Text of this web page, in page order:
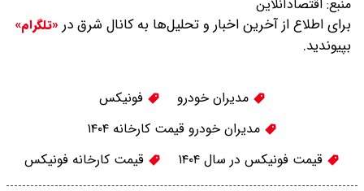
منبع: اقتصادآنلاین
برای اطلاع از آخرین اخبار و تحلیل‌ها به کانال شرق در «تلگرام»
بپیوندید.
مدیران خودرو
فونیکس
مدیران خودرو قیمت کارخانه ۱۴۰۴
قیمت فونیکس در سال ۱۴۰۴
قیمت کارخانه فونیکس